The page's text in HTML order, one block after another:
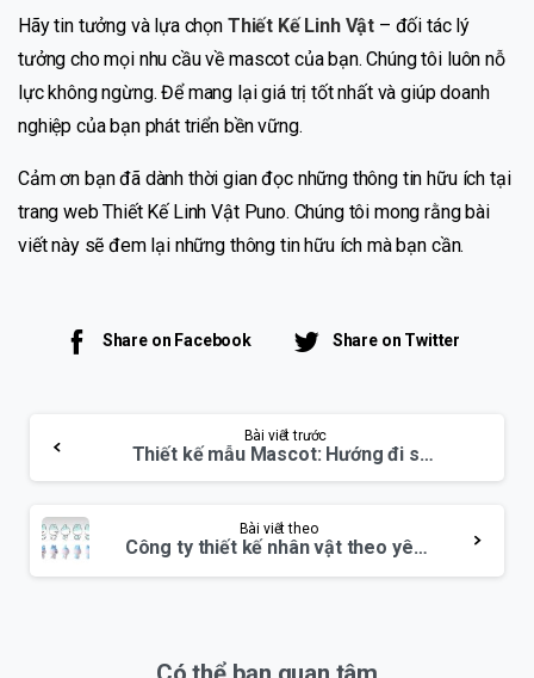
Hãy tin tưởng và lựa chọn Thiết Kế Linh Vật – đối tác lý
tưởng cho mọi nhu cầu về mascot của bạn. Chúng tôi luôn nỗ
lực không ngừng. Để mang lại giá trị tốt nhất và giúp doanh
nghiệp của bạn phát triển bền vững.
Cảm ơn bạn đã dành thời gian đọc những thông tin hữu ích tại
trang web Thiết Kế Linh Vật Puno. Chúng tôi mong rằng bài
viết này sẽ đem lại những thông tin hữu ích mà bạn cần.
Share on Facebook Share on Twitter
Reading
Bài viết trước
Thiết kế mẫu Mascot: Hướng đi sáng tạo cho thương hiệu
Bài viết theo
Công ty thiết kế nhân vật theo yêu cầu